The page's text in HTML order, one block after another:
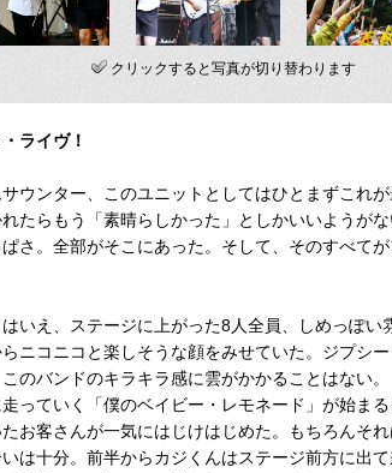
クリックすると写真が切り替わります
ライヴ！
ウンター、このユニットとしてはひとまずこれ
たらもう「素晴らしかった」としかいいようが
さ。全部がそこにあった。そして、そのすべて
え、ステージに上がった8人全員、しめっぽい
ニコニコと楽しそうな顔をみせていた。ジプシ
のバンドのキラキラ感に雲がかかることはない
っていく「僕のベイビー・レモネード」が始ま
お客さんが一気にはじけはじめた。もちろんそ
は十分。前半からカジくんはステージ前方に出